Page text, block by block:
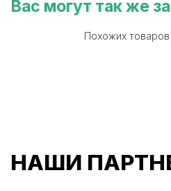
Вас могут так же
Похожих
НАШИ